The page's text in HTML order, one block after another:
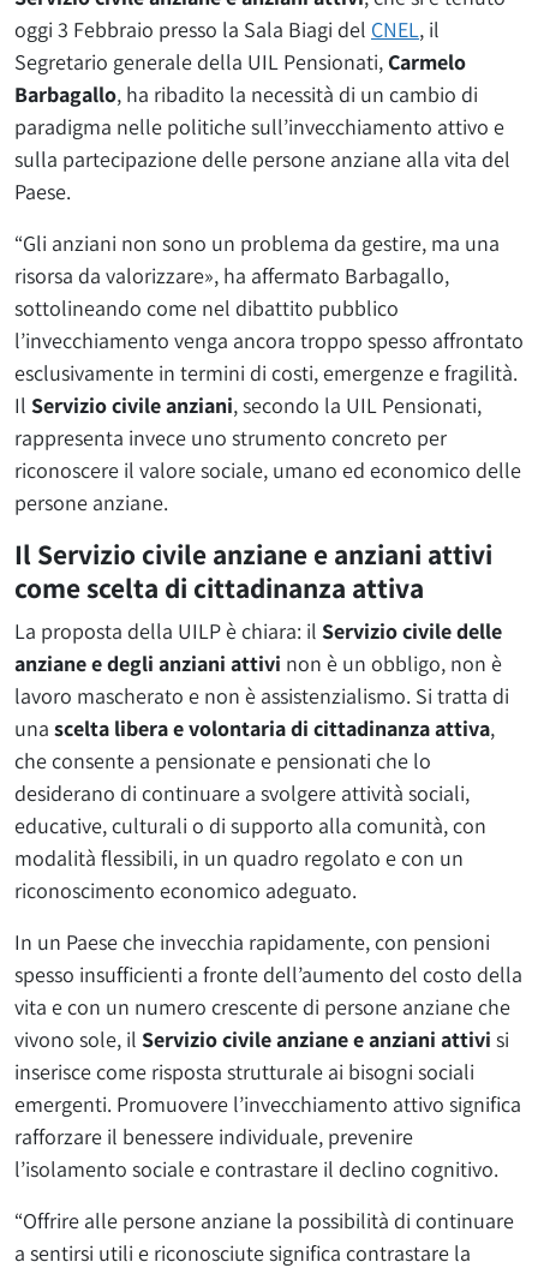
oggi 3 Febbraio presso la Sala Biagi del CNEL, il
Segretario generale della UIL Pensionati,Carmelo
Barbagallo, ha ribadito la necessità di un cambio di
paradigma nelle politiche sull’invecchiamento attivo e
sulla partecipazione delle persone anziane alla vita del
Paese.
“Gli anziani non sono un problema da gestire, ma una
risorsa da valorizzare», ha affermato Barbagallo,
sottolineando come nel dibattito pubblico
l’invecchiamento venga ancora troppo spesso affrontato
esclusivamente in termini di costi, emergenze e fragilità.
Il Servizio civile anziani, secondo la UIL Pensionati,
rappresenta invece uno strumento concreto per
riconoscere il valore sociale, umano ed economico delle
persone anziane.
Il Servizio civile anziane e anziani attivi
come scelta di cittadinanza attiva
La proposta della UILP è chiara: il Servizio civile delle
anziane e degli anziani attivi non è un obbligo, non è
lavoro mascherato e non è assistenzialismo. Si tratta di
una scelta libera e volontaria di cittadinanza attiva,
che consente a pensionate e pensionati che lo
desiderano di continuare a svolgere attività sociali,
educative, culturali o di supporto alla comunità, con
modalità flessibili, in un quadro regolato e con un
riconoscimento economico adeguato.
In un Paese che invecchia rapidamente, con pensioni
spesso insufficienti a fronte dell’aumento del costo della
vita e con un numero crescente di persone anziane che
vivono sole, il Servizio civile anziane e anziani attivi si
inserisce come risposta strutturale ai bisogni sociali
emergenti. Promuovere l’invecchiamento attivo significa
rafforzare il benessere individuale, prevenire
l’isolamento sociale e contrastare il declino cognitivo.
“Offrire alle persone anziane la possibilità di continuare
a sentirsi utili e riconosciute significa contrastare la